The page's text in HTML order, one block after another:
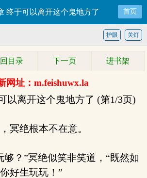
终于可以离开这个鬼地方了 首页
关灯
护眼
回目录 下一页 进书架
网址：m.feishuwx.la
以离开这个鬼地方了 (第1/3页)
冥绝根本不在意。
？”冥绝似笑非笑道，“既然如
好生玩玩！”